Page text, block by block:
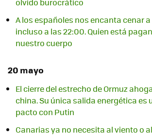
A los españoles nos encanta cenar a
incluso a las 22:00. Quien está
nuestro cuerpo
20 mayo
El cierre del estrecho de Ormuz
china. Su única salida energética es
pacto con Putin
Canarias ya no necesita al viento o